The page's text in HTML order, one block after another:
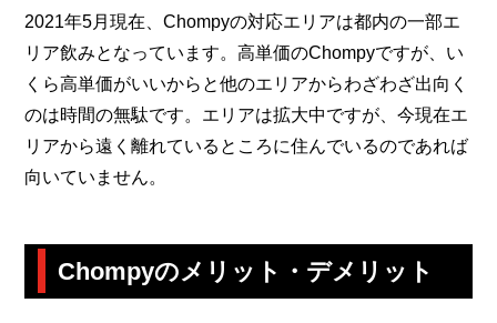
2021年5月現在、Chompyの対応エリアは都内の一部エ
リア飲みとなっています。高単価のChompyですが、い
くら高単価がいいからと他のエリアからわざわざ出向く
のは時間の無駄です。エリアは拡大中ですが、今現在エ
リアから遠く離れているところに住んでいるのであれば
向いていません。
Chompyのメリット・デメリット